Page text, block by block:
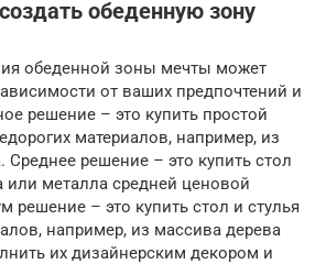
обеденную зону
обеденной зоны мечты может
от ваших предпочтений и
решение – это купить простой
материалов, например, из
решение – это купить стол
или металла средней ценовой
решение – это купить стол и стулья
например, из массива дерева
их дизайнерским декором и